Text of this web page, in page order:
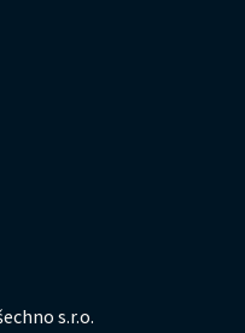
s.r.o.